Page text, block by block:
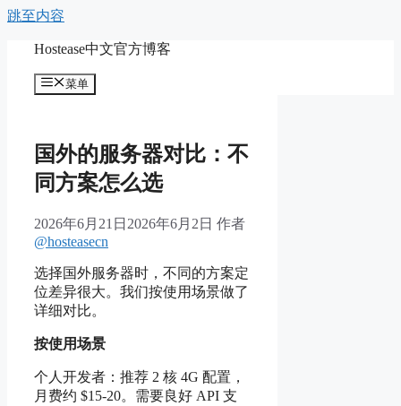
跳至内容
Hostease中文官方博客
菜单
国外的服务器对比：不
同方案怎么选
2026年6月21日 2026年6月2日 作者
@hosteasecn
选择国外服务器时，不同的方案定
位差异很大。我们按使用场景做了
详细对比。
按使用场景
个人开发者：推荐 2 核 4G 配置，
月费约 $15-20。需要良好 API 支